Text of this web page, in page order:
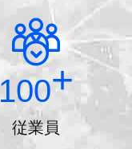
100+
従業員